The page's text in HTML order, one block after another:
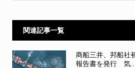
関連記事一覧
商船三井、邦船社
報告書を発行 気...